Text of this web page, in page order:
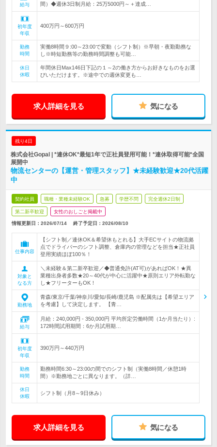
給与
間）◆週休3日制月給：25万5000円～＋達成…
初年度
年収
400万円～600万円
勤務
時間
実働8時間９:00～23:00で変動（シフト制）※早朝・夜勤勤務な
し※時短勤務等の勤務時間調整も可能…
休日
休暇
年間休日Max146日下記の１～2の働き方からお好きなものをお選
びいただけます。※途中での週休変更も…
求人詳細を見る 気になる
残り4日
株式会社Gopal | *連休OK*最短1年で正社員登用可能！*連休取得可能*全国
展開中
物流センターの【運営・管理スタッフ】★未経験歓迎★20代活躍
中
契約社員 職種・業種未経験OK 急募 学歴不問 完全週休2日制
第二新卒歓迎 女性のおしごと掲載中
情報更新日：2026/07/14 終了予定日： 2026/08/10
仕事内容
【シフト制／連休OK＆希望休もとれる】大手ECサイトの物流拠
点でドライバーのシフト調整、倉庫内の管理などを担当★正社員
登用実績ほぼ100％！
対象と
なる方
＼未経験＆第二新卒歓迎／◆普通免許(AT可)があればOK！★異
業種出身者多数★20～40代が中心に活躍中★原則エリア外転勤な
し★フリーターもOK！
勤務地
青森/東京/千葉/神奈川/愛知/長崎/鹿児島 ※配属先は【希望エリア
を考慮】して決定します。 【青…
給与
月給：240,000円 - 350,000円 平均所定労働時間（1か月当たり）:
172時間試用期間：6か月試用期…
初年度
年収
390万円～440万円
勤務
時間
勤務時間6:30～23:00の間でのシフト制（実働8時間／休憩1時
間）※勤務地ごとに異なります。（詳…
休日
休暇
シフト制（月8～9日休み）
求人詳細を見る 気になる